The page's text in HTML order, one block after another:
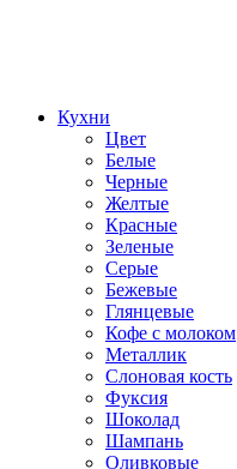
Кухни
Цвет
Белые
Черные
Желтые
Красные
Зеленые
Серые
Бежевые
Глянцевые
Кофе с молоком
Металлик
Слоновая кость
Фуксия
Шоколад
Шампань
Оливковые